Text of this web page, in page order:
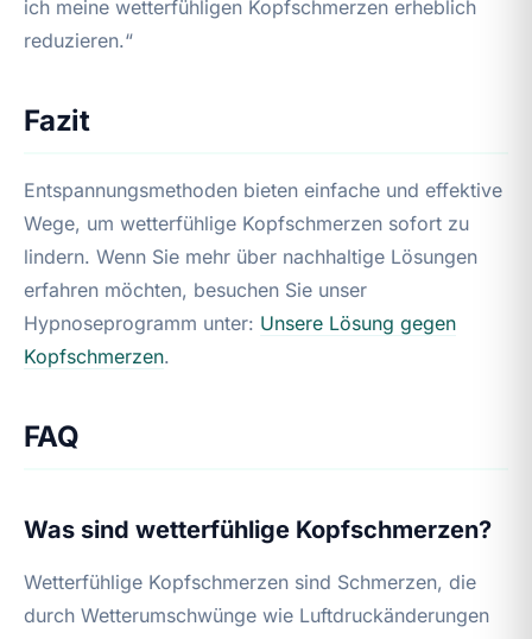
ich meine wetterfühligen Kopfschmerzen erheblich
reduzieren.“
Fazit
Entspannungsmethoden bieten einfache und effektive
Wege, um wetterfühlige Kopfschmerzen sofort zu
lindern. Wenn Sie mehr über nachhaltige Lösungen
erfahren möchten, besuchen Sie unser
Hypnoseprogramm unter: Unsere Lösung gegen
Kopfschmerzen.
FAQ
Was sind wetterfühlige Kopfschmerzen?
Wetterfühlige Kopfschmerzen sind Schmerzen, die
durch Wetterumschwünge wie Luftdruckänderungen